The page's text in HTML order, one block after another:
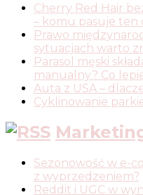
Cherry Red Hair
– komu pasuje ten
Prawo
sytuacjach warto
Parasol męski
manualny? Co
Auta z USA –
Cyklinowanie
Sezonowość w e-
z wyprzedzeniem?
Reddit i UGC w